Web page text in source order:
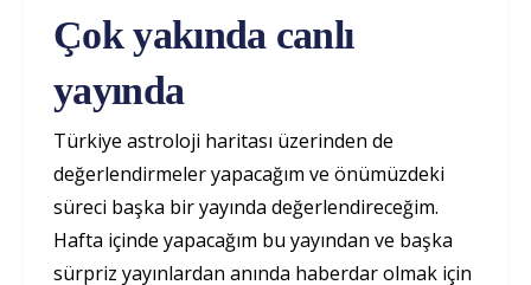
Çok yakında canlı
yayında
Türkiye astroloji haritası üzerinden de
değerlendirmeler yapacağım ve önümüzdeki
süreci başka bir yayında değerlendireceğim.
Hafta içinde yapacağım bu yayından ve başka
sürpriz yayınlardan anında haberdar olmak için